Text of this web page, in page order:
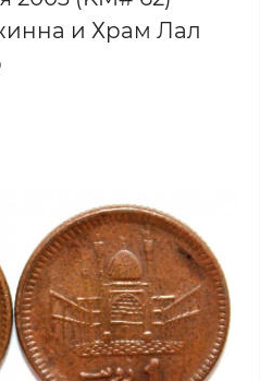
и Храм Лал